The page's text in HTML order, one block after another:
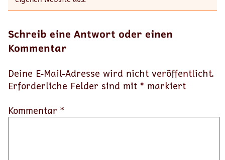
Schreib eine Antwort oder einen
Kommentar
Deine E-Mail-Adresse wird nicht veröffentlicht.
Erforderliche Felder sind mit * markiert
Kommentar *